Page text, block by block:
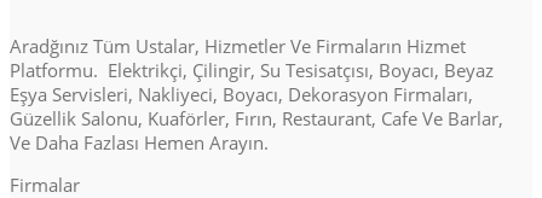
Aradğınız Tüm Ustalar, Hizmetler Ve Firmaların Hizmet
Platformu. Elektrikçi, Çilingir, Su Tesisatçısı, Boyacı, Beyaz
Eşya Servisleri, Nakliyeci, Boyacı, Dekorasyon Firmaları,
Güzellik Salonu, Kuaförler, Fırın, Restaurant, Cafe Ve Barlar,
Ve Daha Fazlası Hemen Arayın.
Firmalar